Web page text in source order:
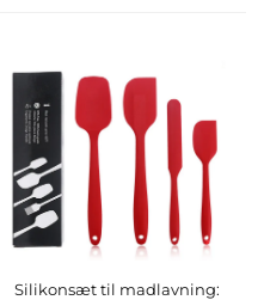
Silikonsæt til madlavning: